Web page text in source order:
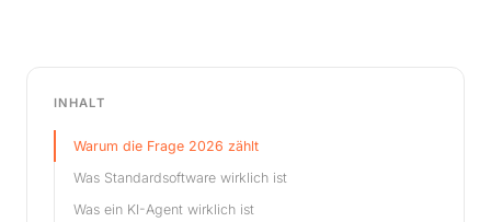
INHALT
Warum die Frage 2026 zählt
Was Standardsoftware wirklich ist
Was ein KI-Agent wirklich ist